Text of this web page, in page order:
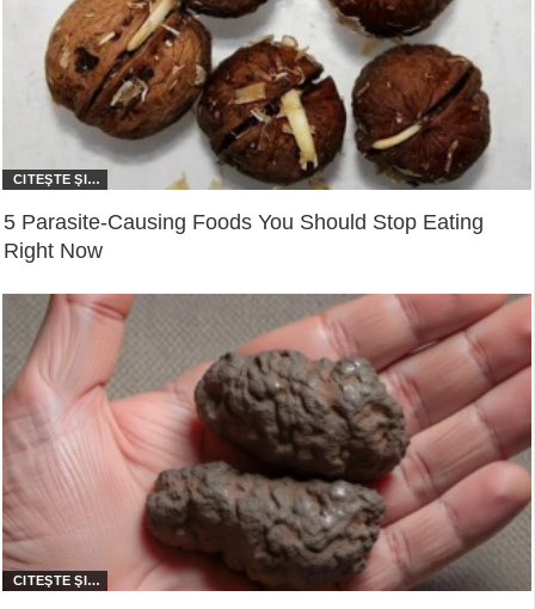
5 Parasite-Causing Foods You Should Stop Eating
Right Now